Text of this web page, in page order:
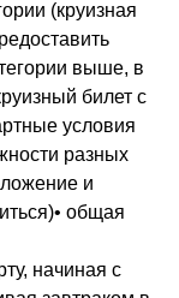
(круизная
выше, в
билет с
условия
разных
и
общая
начиная с